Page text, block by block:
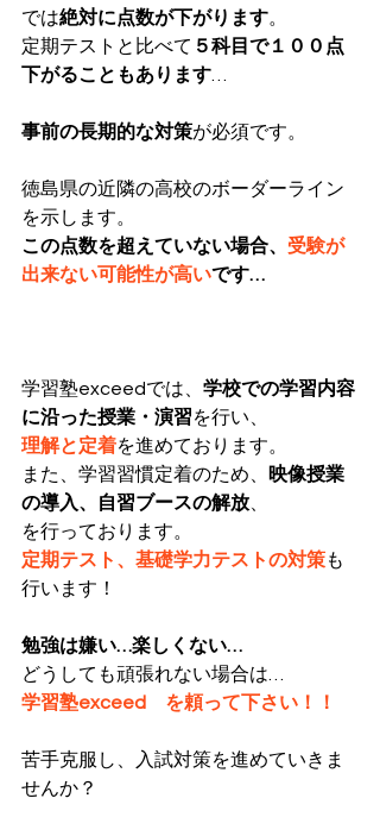
では絶対に点数が下がります。
定期テストと比べて ５科目で１００点
下がることもあります
事前の長期的な対策が必須です。
徳島県の近隣の高校のボーダーライン
を示します。
この点数を超えていない場合、 受験が
出来ない可能性が高いです…
学習塾exceedでは、 学校での学習内容
に沿った授業・演習を行い、
理解と定着を進めております。
また、学習習慣定着のため、
映像授業
の導入、自習ブースの解放
を行っております。
定期テスト、基礎学力テストの対策も
行います！
勉強は嫌い…楽しくない…
どうしても頑張れない場合は…
学習塾exceed　を頼って下さい！！
苦手克服し、入試対策を進めていきま
せんか？